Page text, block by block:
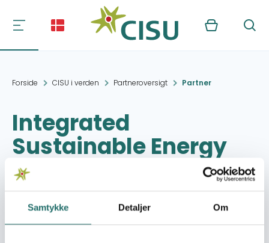
Samtykke Detaljer Om
Kurv Søg
Forside CISU i verden Partneroversigt Partner
Integrated
Sustainable Energy
and Ecological
Development
Association (INSEDA)